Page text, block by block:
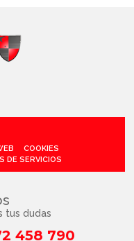
COOKIES
DE SERVICIOS
tus dudas
458 790